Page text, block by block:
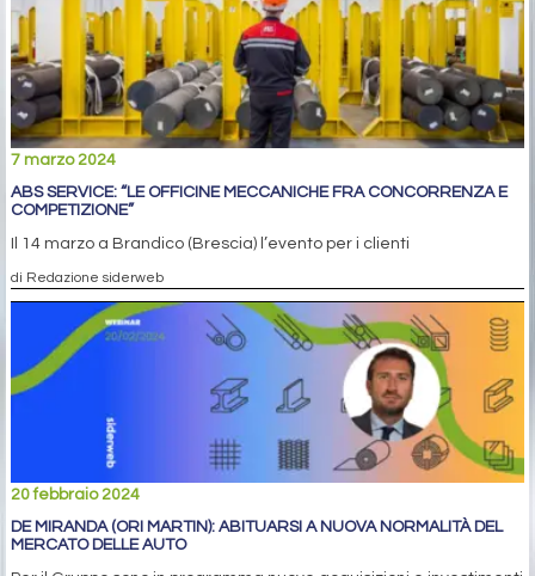
7 marzo 2024
ABS SERVICE: “LE OFFICINE MECCANICHE FRA CONCORRENZA E
COMPETIZIONE”
Il 14 marzo a Brandico (Brescia) l’evento per i clienti
di Redazione siderweb
20 febbraio 2024
DE MIRANDA (ORI MARTIN): ABITUARSI A NUOVA NORMALITÀ DEL
MERCATO DELLE AUTO